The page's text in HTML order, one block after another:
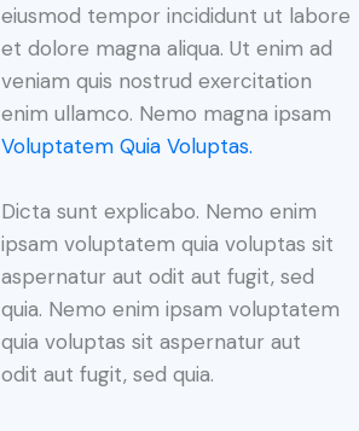
eiusmod tempor incididunt ut labore
et dolore magna aliqua. Ut enim ad
veniam quis nostrud exercitation
enim ullamco. Nemo magna ipsam
Voluptatem Quia Voluptas.
Dicta sunt explicabo. Nemo enim
ipsam voluptatem quia voluptas sit
aspernatur aut odit aut fugit, sed
quia. Nemo enim ipsam voluptatem
quia voluptas sit aspernatur aut
odit aut fugit, sed quia.